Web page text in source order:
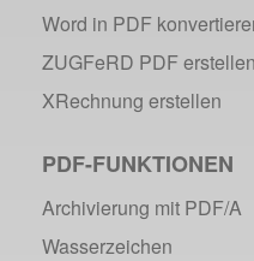
Word in PDF
ZUGFeRD PDF erstellen
XRechnung erstellen
PDF-FUNKTIONEN
Archivierung mit PDF/A
Wasserzeichen